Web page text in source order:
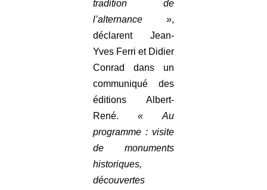
tradition de
l’alternance »,
déclarent Jean-
Yves Ferri et Didier
Conrad dans un
communiqué des
éditions Albert-
René. « Au
programme : visite
de monuments
historiques,
découvertes